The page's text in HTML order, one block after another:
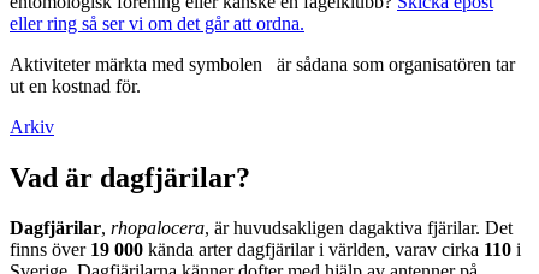
eller ring så ser vi om det går att ordna.
Aktiviteter märkta med symbolen
är sådana som organisatören tar
ut en kostnad för.
Arkiv
Vad är dagfjärilar?
Dagfjärilar, rhopalocera, är huvudsakligen dagaktiva fjärilar. Det
finns över 19 000 kända arter dagfjärilar i världen, varav cirka 110 i